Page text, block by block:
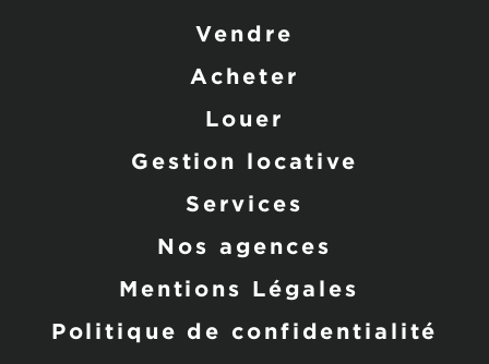
Vendre
Acheter
Louer
Gestion locative
Services
Nos agences
Mentions Légales
Politique de confidentialité